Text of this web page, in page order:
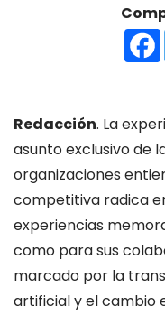
Redacción. La
asunto exclusivo de
organizaciones
competitiva radica
experiencias
como para sus
marcado por la
artificial y el cambio